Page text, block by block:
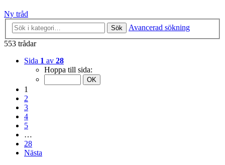
Ny tråd
Sök
Avancerad sökning
553 trådar
Sida 1 av 28
Hoppa till sida:
1
2
3
4
5
…
28
Nästa